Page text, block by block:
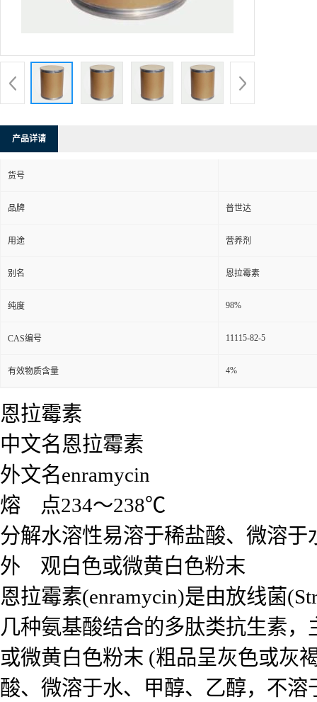
产品详请
货号
品牌 普世达
用途 营养剂
别名 恩拉霉素
纯度 98%
CAS编号 11115-82-5
有效物质含量 4%
恩拉霉素
中文名恩拉霉素
外文名enramycin
熔 点234～238℃
分解水溶性易溶于稀盐酸、微溶于
外 观白色或微黄白色粉末
恩拉霉素(enramycin)是由放线菌
几种氨基酸结合的多肽类抗生素
或微黄白色粉末 (粗品呈灰色或灰
酸、微溶于水、甲醇、乙醇，不溶